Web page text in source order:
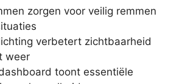
zorgen voor veilig remmen
verbetert zichtbaarheid
weer
toont essentiële